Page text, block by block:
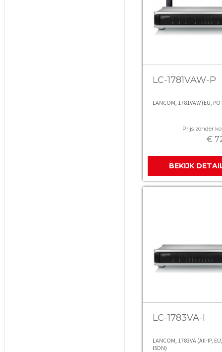
LC-1781VAW-P
LANCOM, 1781VAW (EU,
Prijs zonder
€
BEKIJK
LC-1783VA-I
LANCOM, 1783VA (All-IP,
ISDN)